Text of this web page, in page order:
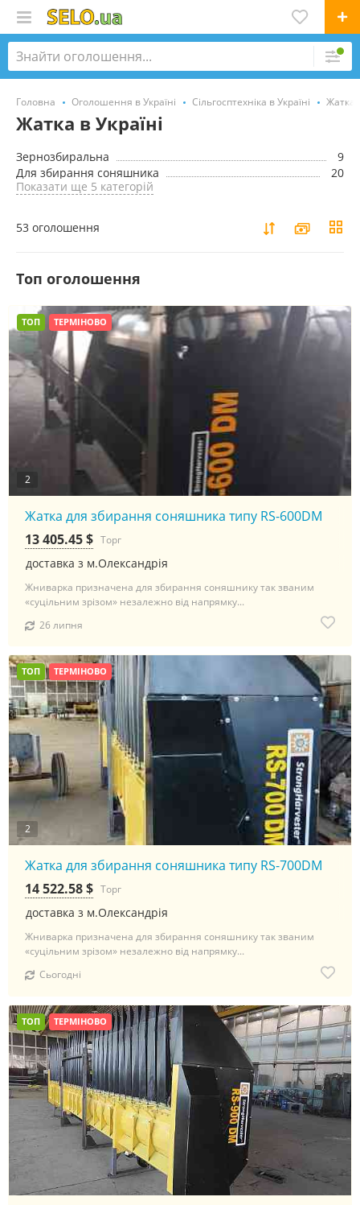
Головна Оголошення в Україні Сільгосптехніка в Україні Жатка
Жатка в Україні
Зернозбиральна
9
Для збирання соняшника
20
Показати ще 5 категорій
53 оголошення
Toп оголошення
ТОП ТЕРМІНОВО
2
Жатка для збирання соняшника типу RS-600DM
доставка з м.Олександрія
13 405.45 $ Торг
Жниварка призначена для збирання соняшнику так званим
«суцільним зрізом» незалежно від напрямку...
26 липня
ТОП ТЕРМІНОВО
2
Жатка для збирання соняшника типу RS-700DM
доставка з м.Олександрія
14 522.58 $ Торг
Жниварка призначена для збирання соняшнику так званим
«суцільним зрізом» незалежно від напрямку...
Сьогодні
ТОП ТЕРМІНОВО